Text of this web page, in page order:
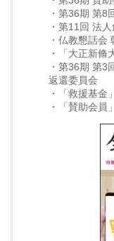
・第36期 第8
・第11回 法
・仏教懇話会
・「大正新脩
・第36期 第3
返還委員会
・「救援基金
・「賛助会員